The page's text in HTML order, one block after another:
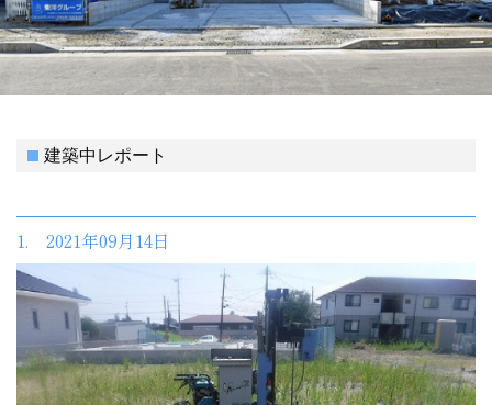
建築中レポート
1. 2021年09月14日